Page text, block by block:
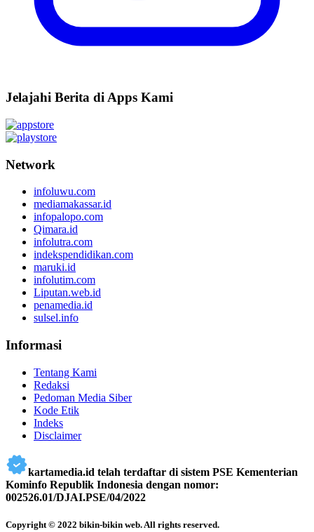
Jelajahi Berita di Apps Kami
Network
infoluwu.com
mediamakassar.id
infopalopo.com
Qimara.id
infolutra.com
indekspendidikan.com
maruki.id
infolutim.com
Liputan.web.id
penamedia.id
sulsel.info
Informasi
Tentang Kami
Redaksi
Pedoman Media Siber
Kode Etik
Indeks
Disclaimer
kartamedia.id telah terdaftar di sistem PSE Kementerian
Kominfo Republik Indonesia dengan nomor:
002526.01/DJAI.PSE/04/2022
Copyright © 2022 bikin-bikin web. All rights reserved.